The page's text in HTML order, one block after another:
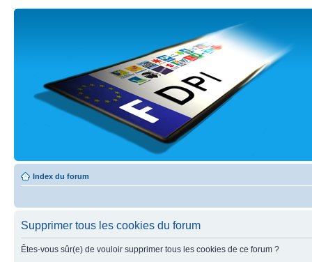
Index du forum
Supprimer tous les cookies du forum
Êtes-vous sûr(e) de vouloir supprimer tous les cookies de ce forum ?